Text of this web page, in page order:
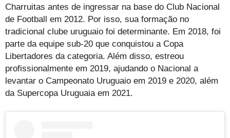
Charruitas antes de ingressar na base do Club Nacional
de Football em 2012. Por isso, sua formação no
tradicional clube uruguaio foi determinante. Em 2018, foi
parte da equipe sub-20 que conquistou a Copa
Libertadores da categoria. Além disso, estreou
profissionalmente em 2019, ajudando o Nacional a
levantar o Campeonato Uruguaio em 2019 e 2020, além
da Supercopa Uruguaia em 2021.